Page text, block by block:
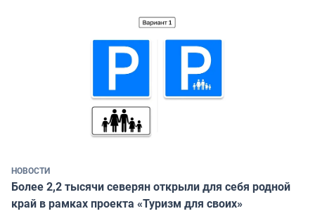
НОВОСТИ
Более 2,2 тысячи северян открыли для себя родной
край в рамках проекта «Туризм для своих»